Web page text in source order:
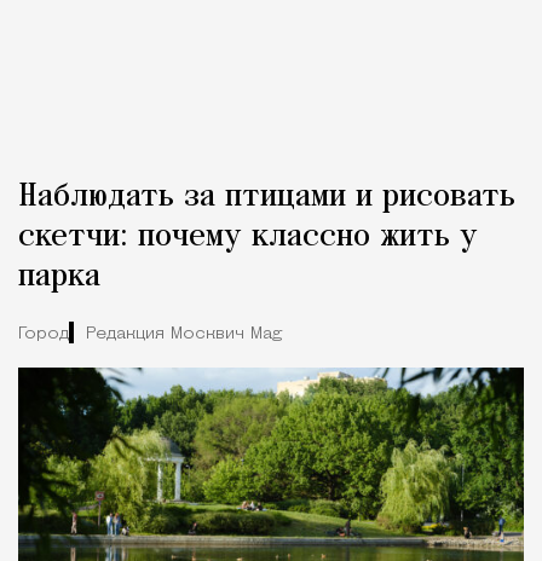
Наблюдать за птицами и рисовать
скетчи: почему классно жить у
парка
Город Редакция Москвич Mag